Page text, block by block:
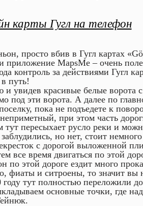
карты Гугл на телефон
просто вбив в Гугл картах
приложение MapsMe – очень
контроль за действиями Гугл
в путь!
и увидев красивые белые ворота
под эти ворота. А далее по
пока не подъедете к
при этом часть
пересыхает русло реки и
но нет, стоит
с дорогой выложенной
все время двигаться по этой
по этой дороге ездит много
фиаты и ситроены, то значит вы
тут полностью переложили
основные точки, где